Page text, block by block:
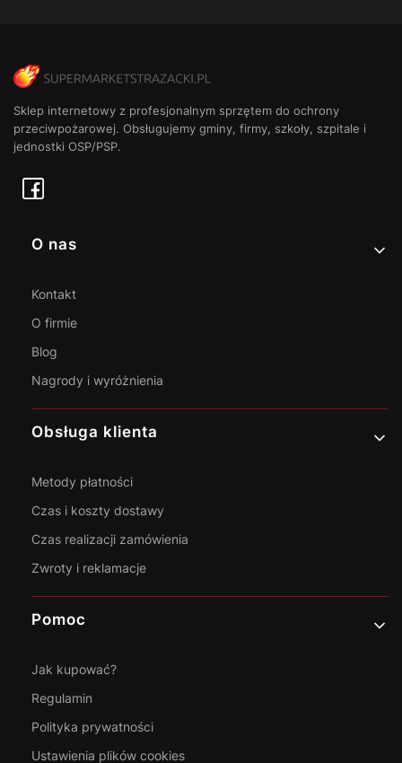
Sklep internetowy z profesjonalnym sprzętem do ochrony
przeciwpożarowej. Obsługujemy gminy, firmy, szkoły, szpitale i
jednostki OSP/PSP.
Linki w stopce
O nas
Kontakt
O firmie
Blog
Nagrody i wyróżnienia
Obsługa klienta
Metody płatności
Czas i koszty dostawy
Czas realizacji zamówienia
Zwroty i reklamacje
Pomoc
Jak kupować?
Regulamin
Polityka prywatności
Ustawienia plików cookies